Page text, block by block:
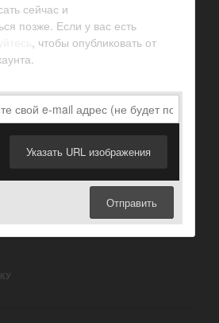
сейчас и
позже. Если у вас есть
, чтобы опубликовать от
Указать URL изображения
Отправить